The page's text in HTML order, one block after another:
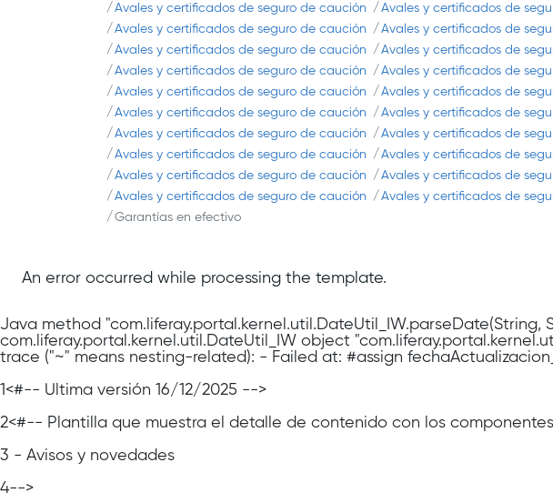
Avales y certificados de seguro de caución
Avales y certificados de
Avales y certificados de seguro de caución
Avales y certificados de
Avales y certificados de seguro de caución
Avales y certificados de
Avales y certificados de seguro de caución
Avales y certificados de
Avales y certificados de seguro de caución
Avales y certificados de
Avales y certificados de seguro de caución
Avales y certificados de
Avales y certificados de seguro de caución
Avales y certificados de
Avales y certificados de seguro de caución
Avales y certificados de
Avales y certificados de seguro de caución
Avales y certificados de
Avales y certificados de seguro de caución
Avales y certificados de
Garantías en efectivo
An error occurred while processing the template.
Java method
com.liferay.portal.kernel.util.DateUtil_IW object
trace ("~" means nesting-related): - Failed at: #assign
1<#-- Última versión 16/12/2025 -->
2<#-- Plantilla que muestra el detalle de contenido con los
3 - Avisos y novedades
4-->